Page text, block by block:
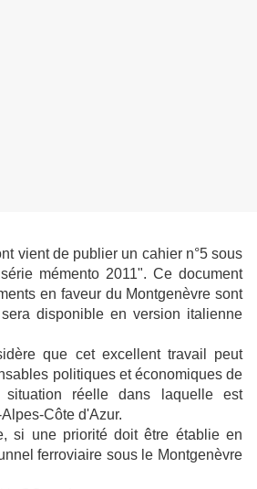
vient de publier un cahier n°5 sous
mémento 2011". Ce document
en faveur du Montgenèvre sont
disponible en version italienne
que cet excellent travail peut
politiques et économiques de
réelle dans laquelle est
Côte d'Azur.
si une priorité doit être établie en
ferroviaire sous le Montgenèvre